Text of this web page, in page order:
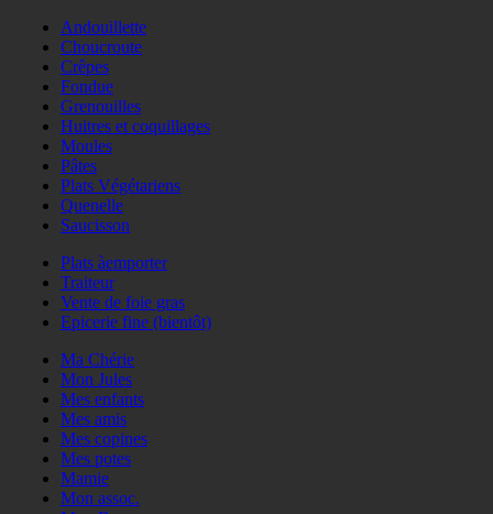
Andouillette
Choucroute
Crêpes
Fondue
Grenouilles
Huitres et coquillages
Moules
Pâtes
Plats Végétariens
Quenelle
Saucisson
Plats àemporter
Traiteur
Vente de foie gras
Epicerie fine (bientôt)
Ma Chérie
Mon Jules
Mes enfants
Mes amis
Mes copines
Mes potes
Mamie
Mon assoc.